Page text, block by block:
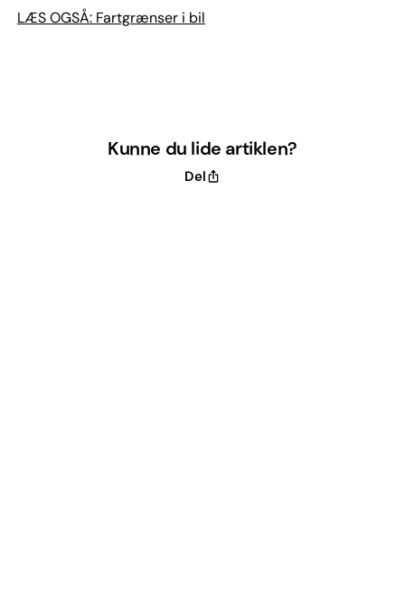
LÆS OGSÅ: Fartgrænser i bil
Kunne du lide artiklen?
Del